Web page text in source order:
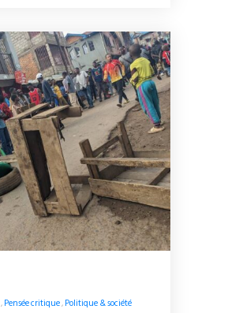
Pensée critique Politique & société